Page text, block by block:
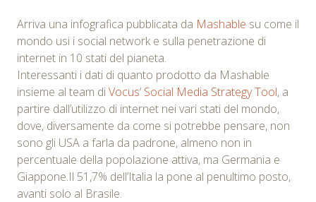
Arriva una infografica pubblicata da Mashable su come il
mondo usi i social network e sulla penetrazione di
internet in 10 stati del pianeta.
Interessanti i dati di quanto prodotto da Mashable
insieme al team diVocus‘ Social Media Strategy Tool, a
partire dall’utilizzo di internet nei vari stati del mondo,
dove, diversamente da come si potrebbe pensare, non
sono gli USA a farla da padrone, almeno non in
percentuale della popolazione attiva, ma Germania e
Giappone.Il 51,7% dell’Italia la pone al penultimo posto,
avanti solo al Brasile.